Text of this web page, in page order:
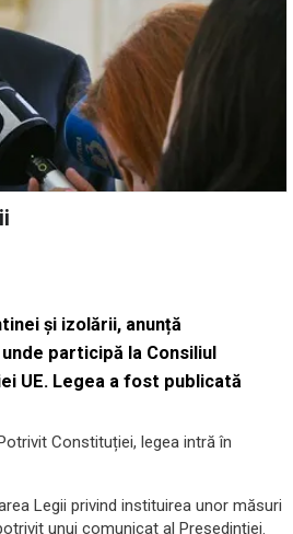
și izolării, anunță
participă la Consiliul
UE. Legea a fost publicată
Constituției, legea intră în
Legii privind instituirea unor măsuri
unui comunicat al Președinției.